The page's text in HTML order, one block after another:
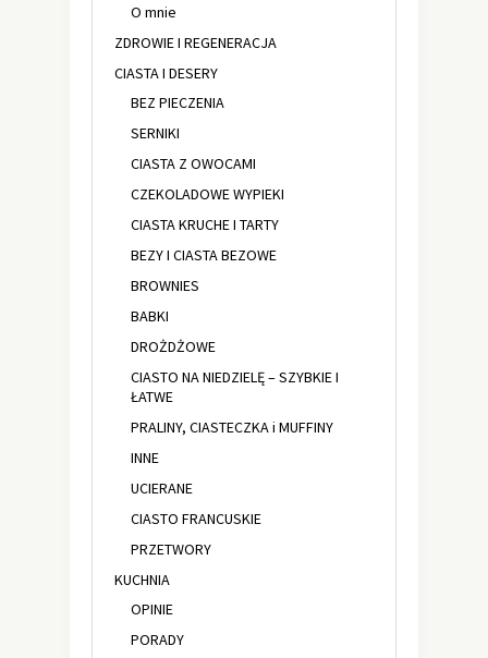
O mnie
ZDROWIE I REGENERACJA
CIASTA I DESERY
BEZ PIECZENIA
SERNIKI
CIASTA Z OWOCAMI
CZEKOLADOWE WYPIEKI
CIASTA KRUCHE I TARTY
BEZY I CIASTA BEZOWE
BROWNIES
BABKI
DROŻDŻOWE
CIASTO NA NIEDZIELĘ – SZYBKIE I
ŁATWE
PRALINY, CIASTECZKA i MUFFINY
INNE
UCIERANE
CIASTO FRANCUSKIE
PRZETWORY
KUCHNIA
OPINIE
PORADY